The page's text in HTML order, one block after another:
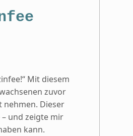
Mit diesem
zuvor
Dieser
und zeigte mir
kann.